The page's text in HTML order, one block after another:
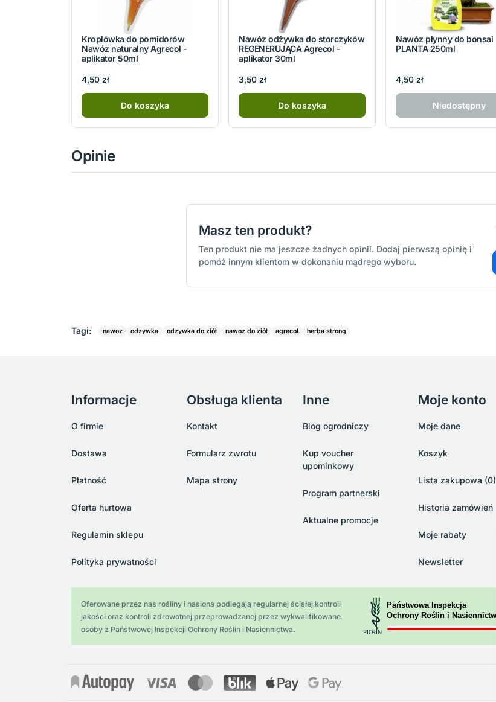
Kroplówka do pomidorów
Nawóz naturalny Agrecol -
aplikator 50ml
4,50 zł
Do koszyka
Nawóz odżywka do storczyków
REGENERUJĄCA Agrecol -
aplikator 30ml
3,50 zł
Do koszyka
Nawóz płynny do bonsai
PLANTA 250ml
4,50 zł
Niedostępny
Opinie
Masz ten produkt?
Ten produkt nie ma jeszcze żadnych opinii. Dodaj pierwszą opinię i
pomóż innym klientom w dokonaniu mądrego wyboru.
Tagi: nawoz odzywka odzywka do ziół nawoz do ziół agrecol herba strong
Informacje
O firmie
Dostawa
Płatność
Oferta hurtowa
Regulamin sklepu
Polityka prywatności
Obsługa klienta
Kontakt
Formularz zwrotu
Mapa strony
Inne
Blog ogrodniczy
Kup voucher
upominkowy
Program partnerski
Aktualne promocje
Moje konto
Moje dane
Koszyk
Lista zakupowa (0)
Historia zamówień
Moje rabaty
Newsletter
Oferowane przez nas rośliny i nasiona podlegają regularnej ścisłej kontroli
jakości oraz kontroli zdrowotnej przeprowadzanej przez wykwalifikowane
osoby z Państwowej Inspekcji Ochrony Roślin i Nasiennictwa.